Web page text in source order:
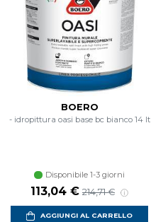
BOERO
- idropittura oasi base bc bianco 14 lt
Disponibile 1-3 giorni
Prezzo scontato
113,04 € Prezzo di listino
214,71 €
AGGIUNGI AL CARRELLO